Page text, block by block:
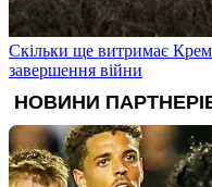
Скільки ще витримає
завершення війни